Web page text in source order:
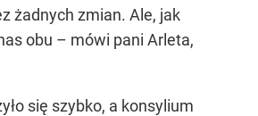
żadnych zmian. Ale, jak
obu – mówi pani Arleta,
się szybko, a konsylium